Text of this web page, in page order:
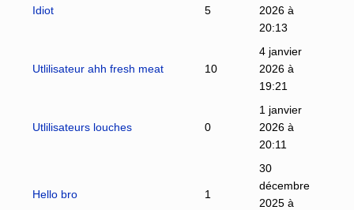
Idiot 5
2026 à
20:13
Utlilisateur ahh fresh meat 10
4 janvier
2026 à
19:21
Utlilisateurs louches 0
1 janvier
2026 à
20:11
Hello bro 1
30
décembre
2025 à